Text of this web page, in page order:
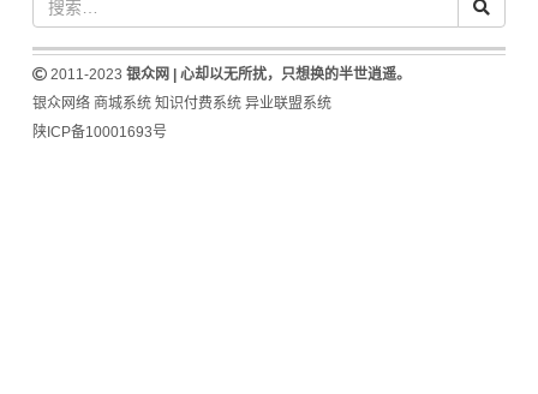
2011-2023 银众网 | 心却以无所扰，只想换的半世逍遥。
银众网络 商城系统 知识付费系统 异业联盟系统
陕ICP备10001693号